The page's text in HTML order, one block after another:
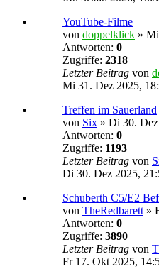
YouTube-Filme
von doppelklick »
Antworten: 0
Zugriffe: 2318
Letzter Beitrag von
Mi 31. Dez 2025,
Treffen im Sauerland
von Six » Di 30.
Antworten: 0
Zugriffe: 1193
Letzter Beitrag von
Di 30. Dez 2025,
Schuberth C5/E2
von TheRedbarett »
Antworten: 0
Zugriffe: 3890
Letzter Beitrag von
Fr 17. Okt 2025,